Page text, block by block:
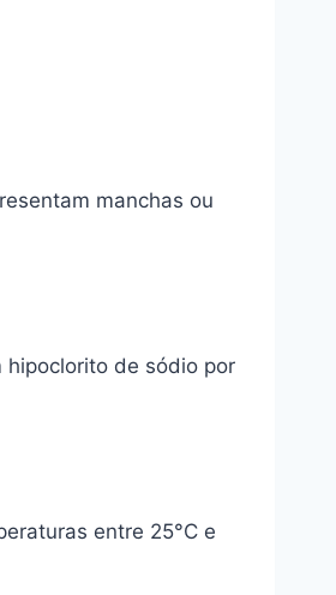
manchas ou
hipoclorito de sódio por
entre 25°C e